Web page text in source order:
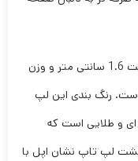
این لپ تاپ دارای یک بدنه ی فلزی با ضخامت 1.6 سانتی متر و وزن
است. رنگ بندی این لپ
و طلایی است که
لپ تاپ نشان اپل با